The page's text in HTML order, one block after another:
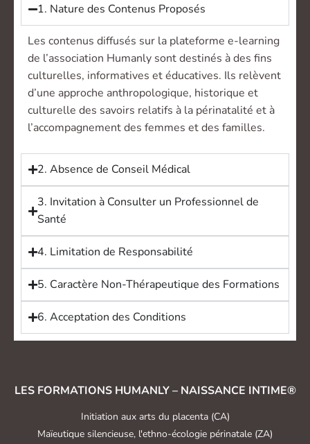
1. Nature des Contenus Proposés
Les contenus diffusés sur la plateforme e-learning
de l’association Humanly sont destinés à des fins
culturelles, informatives et éducatives. Ils relèvent
d’une approche anthropologique, historique et
culturelle des savoirs relatifs à la périnatalité et à
l’accompagnement des femmes et des familles.
2. Absence de Conseil Médical
3. Invitation à Consulter un Professionnel de
Santé
4. Limitation de Responsabilité
5. Caractère Non-Thérapeutique des Formations
6. Acceptation des Conditions
LES FORMATIONS HUMANLY – NAISSANCE INTIME®
Initiation aux arts du placenta (CA)
Maïeutique silencieuse, l'ethno-écologie périnatale (ZA)